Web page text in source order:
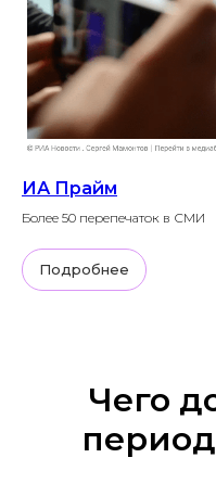
ИА Прайм
Более 50 перепечаток в СМИ
Подробнее
Чего